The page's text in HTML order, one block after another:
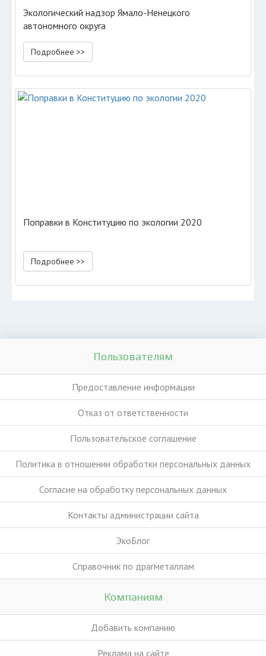
Экологический надзор Ямало-Ненецкого
автономного округа
Подробнее >>
Поправки в Конституцию по экологии 2020
Подробнее >>
Пользователям
Предоставление информации
Отказ от ответственности
Пользовательское соглашение
Политика в отношении обработки персональных данных
Согласие на обработку персональных данных
Контакты администрации сайта
ЭкоБлог
Справочник по драгметаллам
Компаниям
Добавить компанию
Реклама на сайте